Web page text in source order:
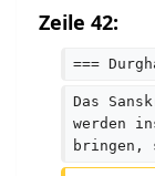
Zeile 42:
===
Das
werden
bringen,